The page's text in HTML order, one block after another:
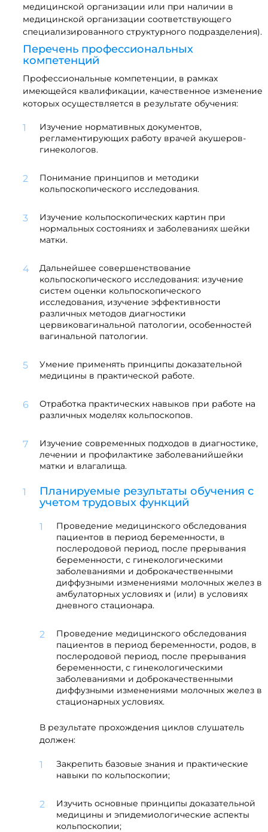
медицинской организации или при наличии в
медицинской организации соответствующего
специализированного структурного подразделения).
Перечень профессиональных
компетенций
Профессиональные компетенции, в рамках
имеющейся квалификации, качественное изменение
которых осуществляется в результате обучения:
Изучение нормативных документов,
регламентирующих работу врачей акушеров-
гинекологов.
Понимание принципов и методики
кольпоскопического исследования.
Изучение кольпоскопических картин при
нормальных состояниях и заболеваниях шейки
матки.
Дальнейшее совершенствование
кольпоскопического исследования: изучение
систем оценки кольпоскопического
исследования, изучение эффективности
различных методов диагностики
цервиковагинальной патологии, особенностей
вагинальной патологии.
Умение применять принципы доказательной
медицины в практической работе.
Отработка практических навыков при работе на
различных моделях кольпоскопов.
Изучение современных подходов в диагностике,
лечении и профилактике заболеванийшейки
матки и влагалища.
Планируемые результаты обучения с
учетом трудовых функций
Проведение медицинского обследования
пациентов в период беременности, в
послеродовой период, после прерывания
беременности, с гинекологическими
заболеваниями и доброкачественными
диффузными изменениями молочных желез в
амбулаторных условиях и (или) в условиях
дневного стационара.
Проведение медицинского обследования
пациентов в период беременности, родов, в
послеродовой период, после прерывания
беременности, с гинекологическими
заболеваниями и доброкачественными
диффузными изменениями молочных желез в
стационарных условиях.
В результате прохождения циклов слушатель
должен:
Закрепить базовые знания и практические
навыки по кольпоскопии;
Изучить основные принципы доказательной
медицины и эпидемиологические аспекты
кольпоскопии;